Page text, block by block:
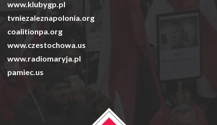
www.klubygp.pl
tvniezaleznapolonia.org
coalitionpa.org
www.czestochowa.us
www.radiomaryja.pl
pamiec.us